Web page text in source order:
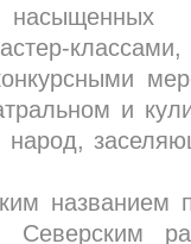
и
народ,
названием